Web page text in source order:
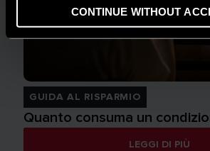
CONTINUE WITHOUT
GUIDA AL RISPARMIO
Quanto consuma un
LEGGI DI PIÙ